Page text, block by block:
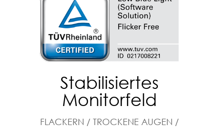
Stabilisiertes
Monitorfeld
FLACKERN / TROCKENE AUGEN /